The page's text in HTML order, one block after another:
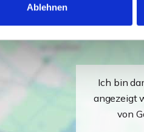
Ablehnen
Ich bin
angezeigt
von